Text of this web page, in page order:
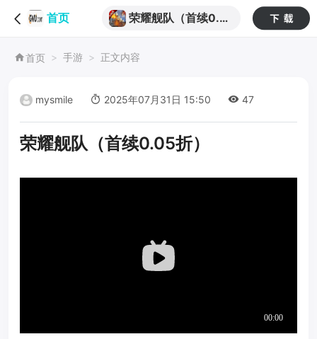
首页
荣耀舰队（首续0.0
首页 手游 正文内容
mysmile 2025年07月31日 15:50 47
荣耀舰队（首续0.05折）